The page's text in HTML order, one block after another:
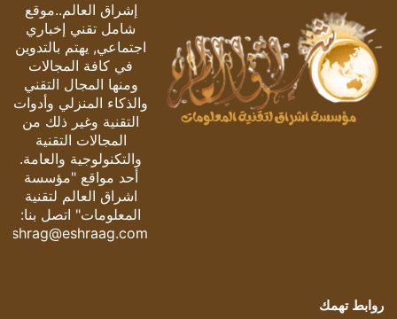
إشراق العالم..موقع
شامل تقني إخباري
اجتماعي, يهتم بالتدوين
في كافة المجالات
ومنها المجال التقني
والذكاء المنزلي وأدوات
التقنية وغير ذلك من
المجالات التقنية
والتكنولوجية والعامة.
أحد مواقع "مؤسسة
اشراق العالم لتقنية
المعلومات" اتصل بنا:
eshrag@eshraag.com
روابط تهمك